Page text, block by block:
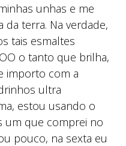
unhas e me
da terra. Na verdade,
tais esmaltes
o tanto que brilha,
importo com a
ultra
estou usando o
um que comprei no
pouco, na sexta eu